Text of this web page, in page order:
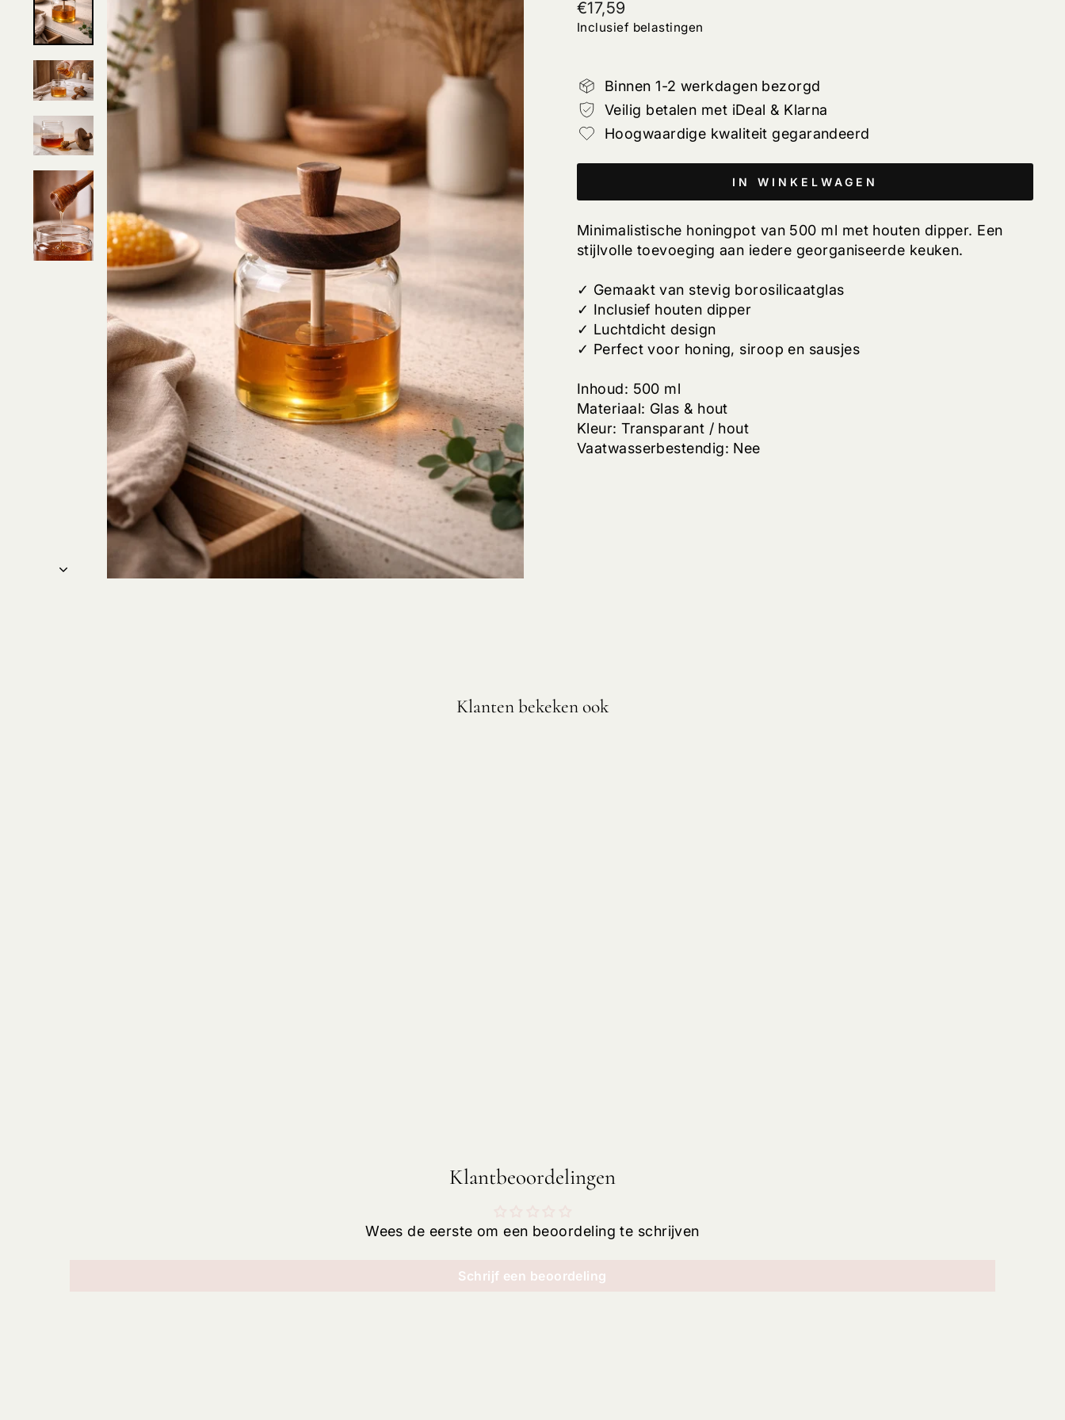
Normale
prijs
€17,59
Inclusief belastingen
Binnen 1-2 werkdagen bezorgd
Veilig betalen met iDeal & Klarna
Hoogwaardige kwaliteit gegarandeerd
IN WINKELWAGEN
Minimalistische honingpot van 500 ml met houten dipper. Een
stijlvolle toevoeging aan iedere georganiseerde keuken.
✓ Gemaakt van stevig borosilicaatglas
✓ Inclusief houten dipper
✓ Luchtdicht design
✓ Perfect voor honing, siroop en sausjes
Inhoud: 500 ml
Materiaal: Glas & hout
Kleur: Transparant / hout
Vaatwasserbestendig: Nee
Klanten bekeken ook
Klantbeoordelingen
Wees de eerste om een beoordeling te schrijven
Schrijf een beoordeling